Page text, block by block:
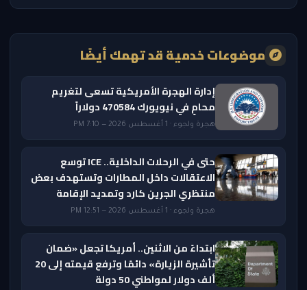
موضوعات خدمية قد تهمك أيضًا
إدارة الهجرة الأمريكية تسعى لتغريم
محامٍ في نيويورك 470584 دولاراً
هجرة ولجوء · 1 أغسطس 2026 — 7:10 PM
حتى في الرحلات الداخلية.. ICE توسع
الاعتقالات داخل المطارات وتستهدف بعض
منتظري الجرين كارد وتمديد الإقامة
هجرة ولجوء · 1 أغسطس 2026 — 12:51 PM
ابتداءً من الاثنين.. أمريكا تجعل «ضمان
تأشيرة الزيارة» دائمًا وترفع قيمته إلى 20
ألف دولار لمواطني 50 دولة